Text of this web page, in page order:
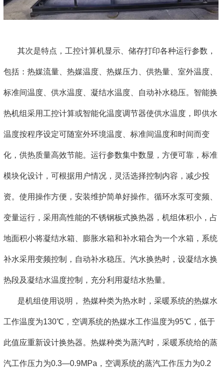
其次是特点，工控计算机显示、储存打印各种运行参数，
包括：热媒流量、热媒温度、热媒压力、供热量、室外温度、
标准间温度、供水温度、凝结水温度、自动补水稳压。智能换
热机组采用工控计算或智能化温度调节器使供水温度，即供水
温度按程序设定可随室外环境温度、标准间温度和时间而变
化，供热质量高效节能。运行参数集中数显，方便可靠，标准
模块化设计，可根据用户情况，灵活选择控制内容，减少投
资。使用操作方便，安装维护简单好操作。循环水泵可变频、
变量运行，采用高性能的不锈钢板式换热器，机组体积小，占
地面积小将凝结水箱、膨胀水箱和补水箱合为一个水箱，系统
补水采用变频控制，自动补水稳压。汽水换热时，设凝结水换
热段及凝结水温度控制，充分利用凝结水热量。
是机组使用说明， 热媒种类为热水时，采暖系统的热媒水
工作温度为130℃，空调系统的热媒水工作温度为95℃，低于
此值应重新设计换热器。热媒种类为蒸汽时，采暖系统给的蒸
汽工作压力为0.3—0.9MPa，空调系统的蒸汽工作压力为0.2